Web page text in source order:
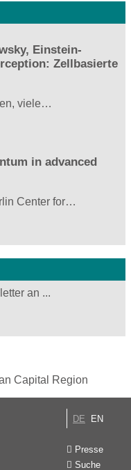
Einstein-
Zellbasierte
viele…
in advanced
Center for…
an ...
DE EN
Presse
Suche